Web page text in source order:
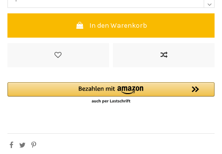
In den Warenkorb